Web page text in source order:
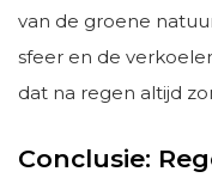
van de groene
sfeer en de
dat na regen altijd
Conclusie: